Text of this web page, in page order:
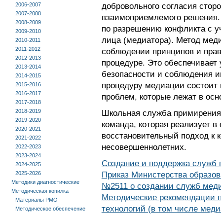
добровольного согласия
взаимоприемлемого
по разрешению конфликта с
лица (медиатора). Метод
соблюдении принципов и
процедуре. Это обеспечивает
безопасности и соблюдения
процедуру медиации
проблем, которые лежат в
Школьная служба
команда, которая реализует
восстановительный подход
несовершеннолетних.
Создание и поддержка служб
Приказ Министерства
№2511 о создании служб
Методические рекомендации
технологий (в том числе
2006-2007
2007-2008
2008-2009
2009-2010
2010-2011
2011-2012
2012-2013
2013-2014
2014-2015
2015-2016
2016-2017
2017-2018
2018-2019
2019-2020
2020-2021
2021-2022
2022-2023
2023-2024
2024-2025
2025-2026
Методики диагностические
Методическая копилка
Материалы РМО
Методическое обеспечение